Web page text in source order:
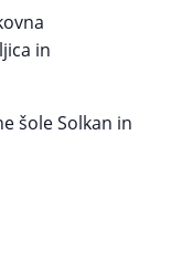
in
šole Solkan in